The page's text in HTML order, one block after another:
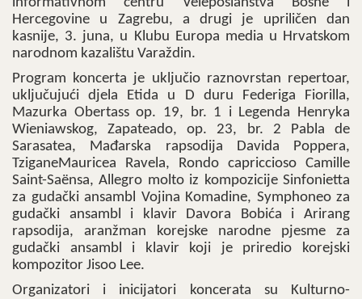
Hercegovine u Zagrebu, a drugi je upriličen dan
kasnije, 3. juna, u Klubu Europa media u Hrvatskom
narodnom kazalištu Varaždin.
Program koncerta je uključio raznovrstan repertoar,
uključujući djela Etida u D duru Federiga Fiorilla,
Mazurka Obertass op. 19, br. 1 i Legenda Henryka
Wieniawskog, Zapateado, op. 23, br. 2 Pabla de
Sarasatea, Mađarska rapsodija Davida Poppera,
TziganeMauricea Ravela, Rondo capriccioso Camille
Saint-Saënsa, Allegro molto iz kompozicije Sinfonietta
za gudački ansambl Vojina Komadine, Symphoneo za
gudački ansambl i klavir Davora Bobića i Arirang
rapsodija, aranžman korejske narodne pjesme za
gudački ansambl i klavir koji je priredio korejski
kompozitor Jisoo Lee.
Organizatori i inicijatori koncerata su Kulturno-